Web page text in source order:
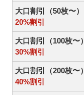
大口割引（50枚〜）
20%割引
大口割引（100枚〜）
30%割引
大口割引（200枚〜）
40%割引